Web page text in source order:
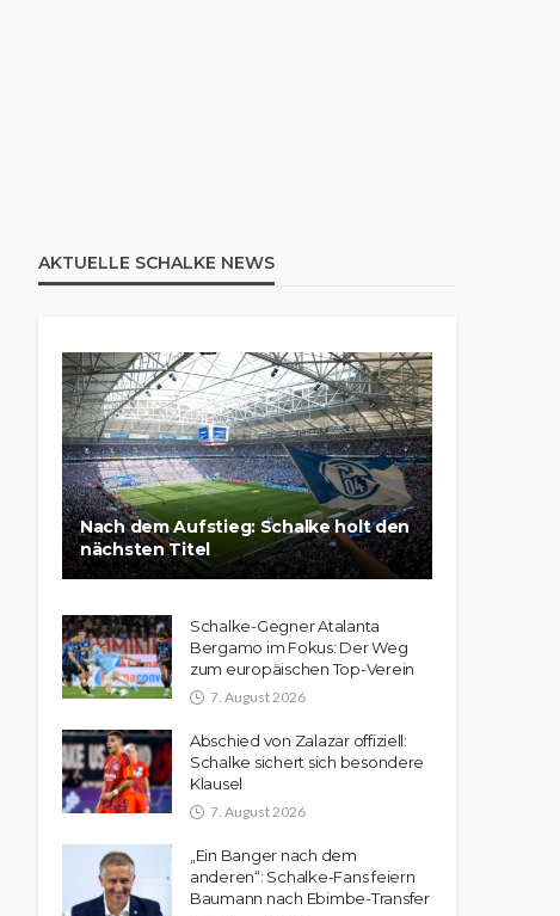
AKTUELLE SCHALKE NEWS
Nach dem Aufstieg: Schalke holt den
nächsten Titel
Schalke-Gegner Atalanta
Bergamo im Fokus: Der Weg
zum europäischen Top-Verein
7. August 2026
Abschied von Zalazar offiziell:
Schalke sichert sich besondere
Klausel
7. August 2026
„Ein Banger nach dem
anderen“: Schalke-Fans feiern
Baumann nach Ebimbe-Transfer